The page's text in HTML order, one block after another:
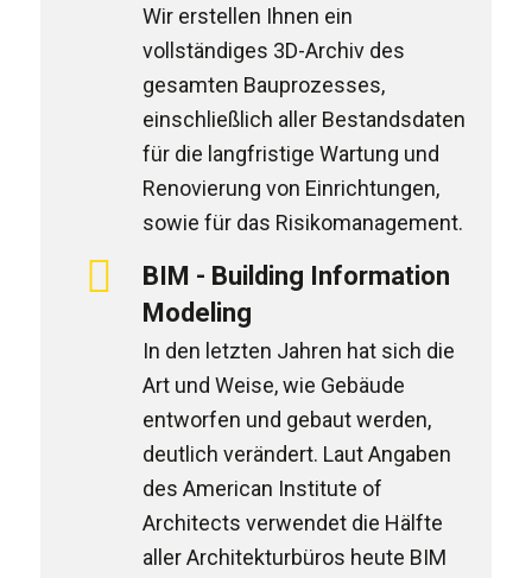
Wir erstellen Ihnen ein
vollständiges 3D-Archiv des
gesamten Bauprozesses,
einschließlich aller Bestandsdaten
für die langfristige Wartung und
Renovierung von Einrichtungen,
sowie für das Risikomanagement.
BIM - Building Information
Modeling
In den letzten Jahren hat sich die
Art und Weise, wie Gebäude
entworfen und gebaut werden,
deutlich verändert. Laut Angaben
des American Institute of
Architects verwendet die Hälfte
aller Architekturbüros heute BIM